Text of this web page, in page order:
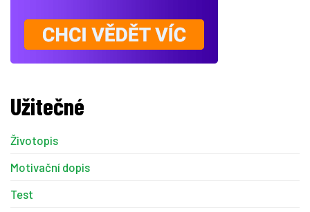
Užitečné
Životopis
Motivační dopis
Test